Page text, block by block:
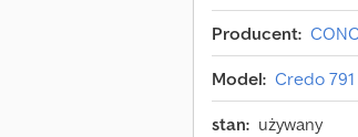
Producent:
Model: Credo
stan: używany